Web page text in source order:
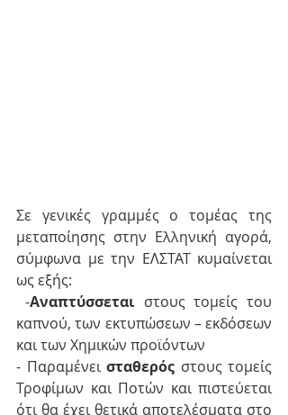
Σε γενικές γραμμές ο τομέας της
μεταποίησης στην Ελληνική αγορά,
σύμφωνα με την ΕΛΣΤΑΤ κυμαίνεται
ως εξής:
-Αναπτύσσεται στους τομείς του
καπνού, των εκτυπώσεων – εκδόσεων
και των Χημικών προϊόντων
- Παραμένει σταθερός στους τομείς
Τροφίμων και Ποτών και πιστεύεται
ότι θα έχει θετικά αποτελέσματα στο